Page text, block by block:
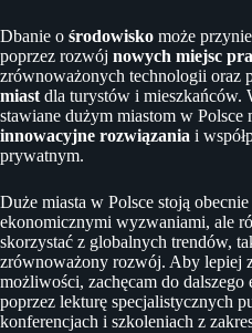
Dbanie o środowisko może
poprzez rozwój nowych miejsc
zrównoważonych technologii oraz
miast dla turystów i mieszkańców.
stawiane dużym miastom w Polsce
innowacyjne rozwiązania i
prywatnym.
Duże miasta w Polsce stoją
ekonomicznymi wyzwaniami, ale
skorzystać z globalnych trendów,
zrównoważony rozwój. Aby lepiej
możliwości, zachęcam do dalszego
poprzez lekturę specjalistycznych
konferencjach i szkoleniach z